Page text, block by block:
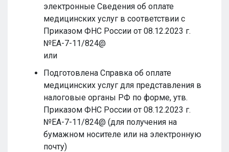
электронные Сведения об оплате
медицинских услуг в соответствии с
Приказом ФНС России от 08.12.2023 г.
№ЕА-7-11/824@
или
Подготовлена Справка об оплате
медицинских услуг для представления в
налоговые органы РФ по форме, утв.
Приказом ФНС России от 08.12.2023 г.
№ЕА-7-11/824@ (для получения на
бумажном носителе или на электронную
почту)